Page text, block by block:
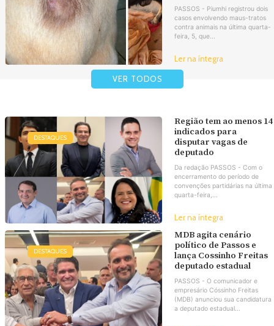
PASSOS - Piumhi registrou dois
casos envolvendo maus-tratos
contra animais na última quarta-
feira, 5, que...
Ler na íntegra
VER TODOS
DESTAQUES
Região tem ao menos 14
indicados para
disputar vagas de
deputado
Da redação PASSOS - Com o
encerramento do período de
convenções partidárias na última
quarta-feira,...
Ler na íntegra
DESTAQUES
MDB agita cenário
político de Passos e
lança Cossinho Freitas
deputado estadual
PASSOS - O comunicador e
empresário Cóssinho Freitas
(MDB) anunciou sua candidatura
a deputado estadual...